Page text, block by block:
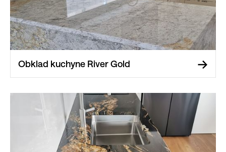
Obklad kuchyne River Gold